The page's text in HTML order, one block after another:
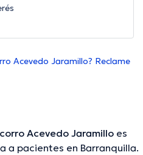
Acevedo Jaramillo? Reclame
Acevedo Jaramillo es
a pacientes en Barranquilla.